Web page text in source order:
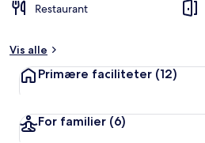
Restaurant
Vis alle
Primære faciliteter (12)
For familier (6)